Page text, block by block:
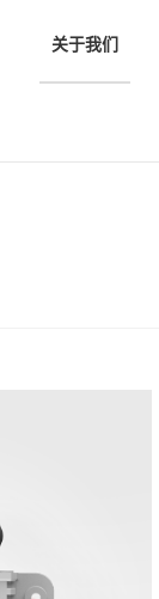
关于我们